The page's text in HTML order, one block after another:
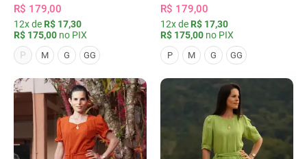
R$ 179,00
12x de R$ 17,30
R$ 175,00 no PIX
P
M G GG
R$ 179,00
12x de R$ 17,30
R$ 175,00 no PIX
P M G GG